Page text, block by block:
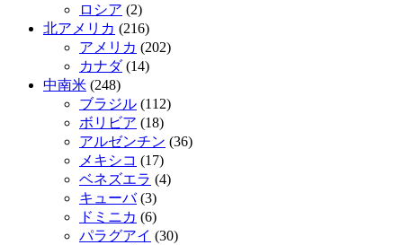
ロシア (2)
北アメリカ (216)
アメリカ (202)
カナダ(14)
中南米 (248)
ブラジル (112)
ボリビア (18)
アルゼンチン (36)
メキシコ (17)
ベネズエラ (4)
キューバ(3)
ドミニカ (6)
パラグアイ (30)